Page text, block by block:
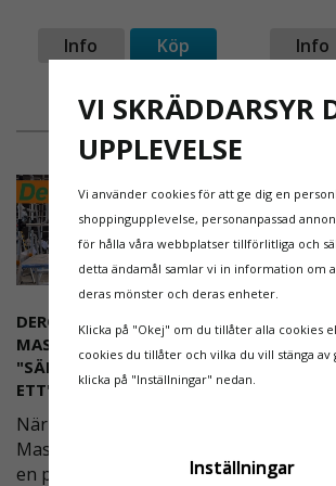
Info Köp Info
DEROME
MASKINUTHYRNING -
"SÄKERHET ÄR ALLTID PRIO
ETT"
När Derome
Maskinuthyrning behövde
en pålitlig partner inom
NYA
våra
i Sverige
VI SKRÄDDARSYR
UPPLEVELSE
Vi använder cookies för att ge dig en
shoppingupplevelse, personanpassad
för hålla våra webbplatser tillförlitliga och
detta ändamål samlar vi in information om
deras mönster och deras enheter.
Klicka på "Okej" om du tillåter alla cookies
cookies du tillåter och vilka du vill stänga av
klicka på "Inställningar" nedan.
Inställningar